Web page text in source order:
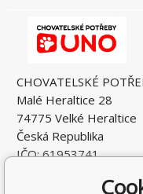
CHOVATELSKÉ
Malé Heraltice 28
74775 Velké Heraltice
Česká Republika
IČO: 61953741